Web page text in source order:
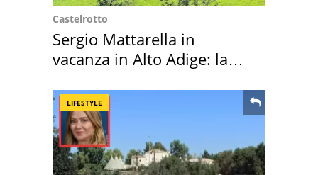
Castelrotto
Sergio Mattarella in
vacanza in Alto Adige: la
LIFESTYLE